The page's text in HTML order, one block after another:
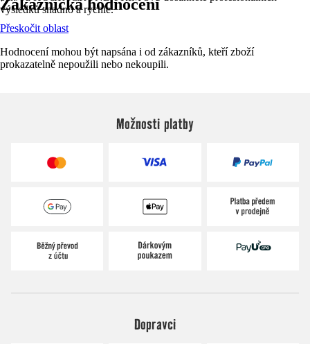
výsledků snadno a rychle.
Zákaznická hodnocení
Přeskočit oblast
Hodnocení mohou být napsána i od zákazníků, kteří zboží
prokazatelně nepoužili nebo nekoupili.
Možnosti platby
Dopravci